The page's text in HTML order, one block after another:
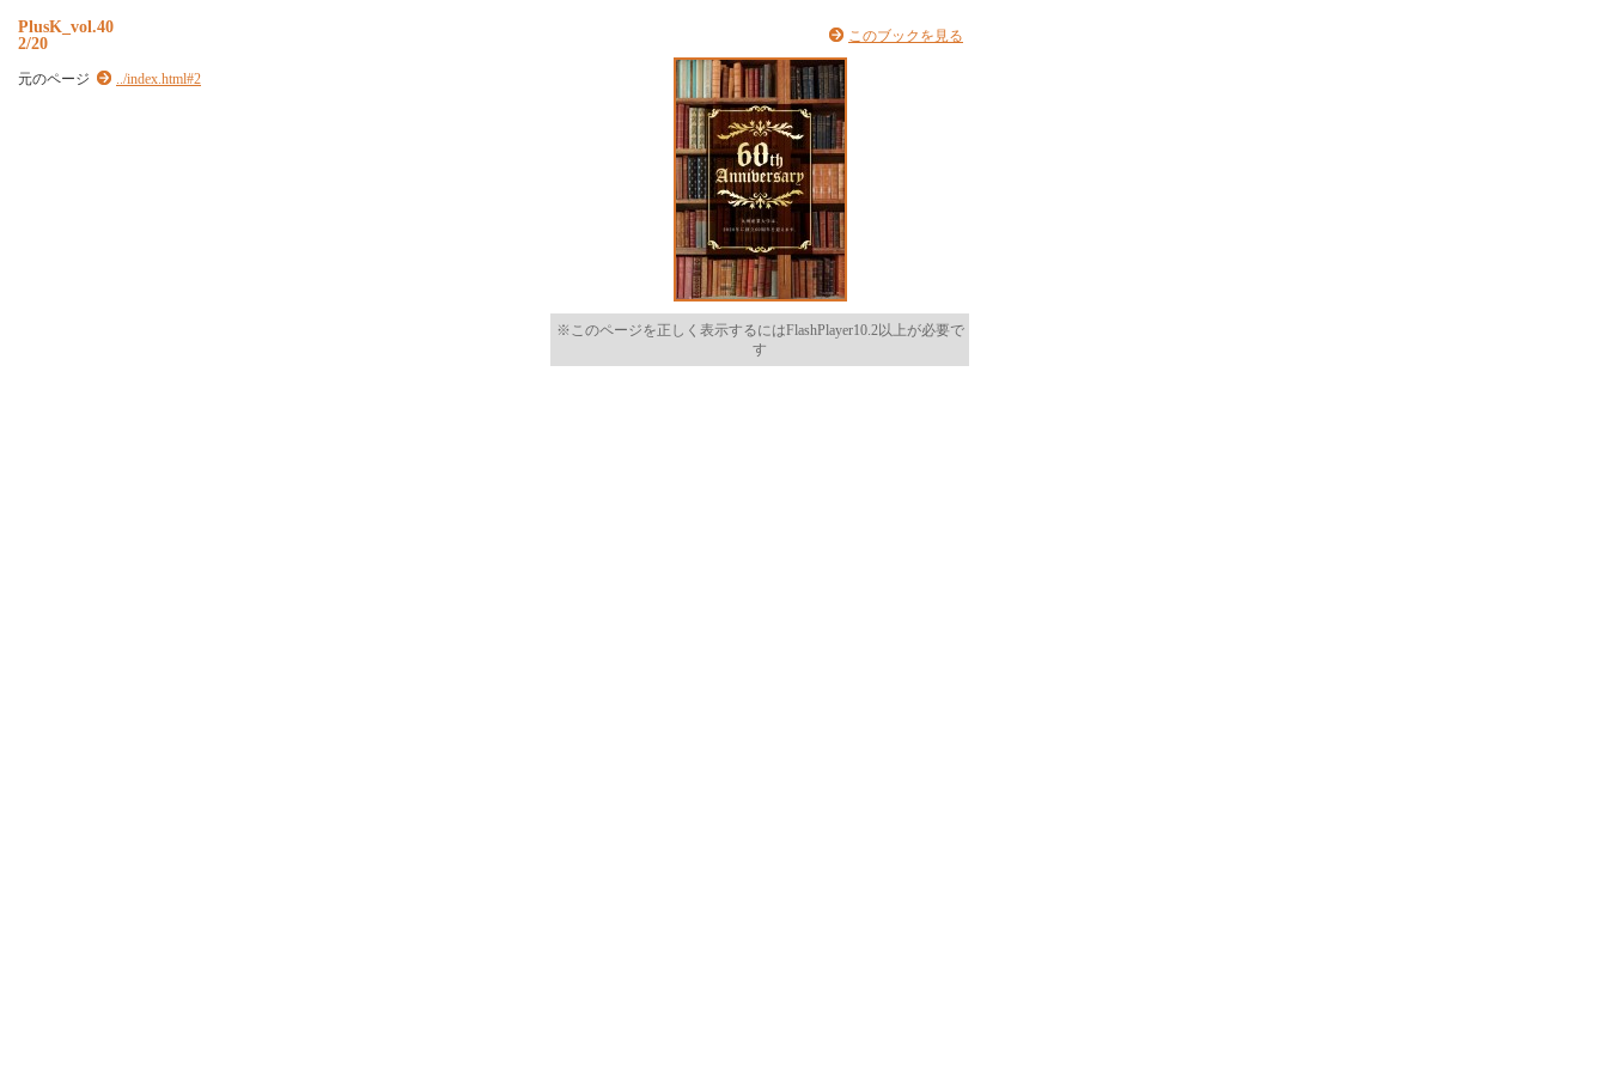
PlusK vol.40
2/20
元のページ ../index.html#2
このブックを見る
※このページを正しく表示するにはFlashPlayer10.2以上が必要で
す